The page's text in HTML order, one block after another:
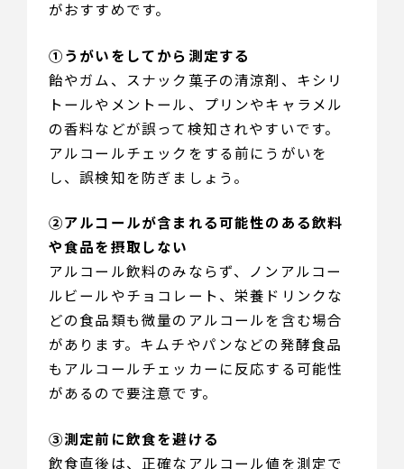
がおすすめです。
①うがいをしてから測定する
飴やガム、スナック菓子の清涼剤、キシリ
トールやメントール、プリンやキャラメル
の香料などが誤って検知されやすいです。
アルコールチェックをする前にうがいを
し、誤検知を防ぎましょう。
②アルコールが含まれる可能性のある飲料
や食品を摂取しない
アルコール飲料のみならず、ノンアルコー
ルビールやチョコレート、栄養ドリンクな
どの食品類も微量のアルコールを含む場合
があります。キムチやパンなどの発酵食品
もアルコールチェッカーに反応する可能性
があるので要注意です。
③測定前に飲食を避ける
飲食直後は、正確なアルコール値を測定で